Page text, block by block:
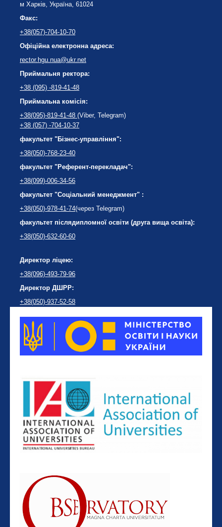
м Харків, Україна, 61024
Факс:
+38(057)-704-10-70
Офіційна електронна адреса:
rector.hgu.nua@ukr.net
Приймальня ректора:
+38 (095) -819-41-48
Приймальна комісія:
+38(095)-819-41-48 (Viber, Telegram)
+38 (057) -704-10-37
факультет "Бізнес-управління":
+38(050)-768-23-40
факультет "Референт-перекладач":
+38(099)-006-34-56
факультет "Соціальний менеджмент" :
+38(050)-978-41-74(через Telegram)
факультет післядипломної освіти (друга вища освіта):
+38(050)-632-60-60
Директор ліцею:
+38(096)-493-79-96
Директор ДШРР:
+38(050)-937-52-58